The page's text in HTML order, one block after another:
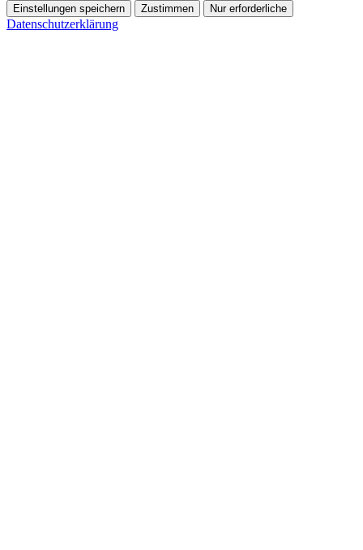
Einstellungen speichern Zustimmen Nur erforderliche
Datenschutzerklärung